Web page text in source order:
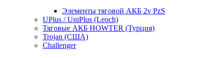
Элементы тяговой АКБ 2v PzS
UPlus / UniPlus (Leoch)
Тяговые АКБ HOWTER (Турция)
Trojan (США)
Challenger